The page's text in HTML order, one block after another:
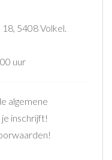
5408 Volkel.
uur
algemene
inschrijft!